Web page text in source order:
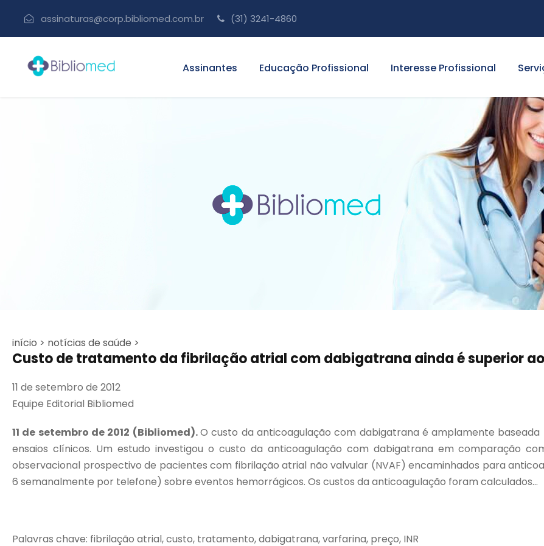
assinaturas@corp.bibliomed.com.br (31) 3241-4860
Assinantes Educação Profissional Interesse Profissional
início > notícias de saúde >
Custo de tratamento da fibrilação atrial com dabigatrana ainda é superior
11 de setembro de 2012
Equipe Editorial Bibliomed
11 de setembro de 2012 (Bibliomed).O custo da anticoagulação com dabigatrana é amplamente
ensaios clínicos. Um estudo investigou o custo da anticoagulação com dabigatrana em comparação
observacional prospectivo de pacientes com fibrilação atrial não valvular (NVAF) encaminhados para
6 semanalmente por telefone) sobre eventos hemorrágicos. Os custos da anticoagulação foram calculados...
Palavras chave: fibrilação atrial, custo, tratamento, dabigatrana, varfarina, preço, INR